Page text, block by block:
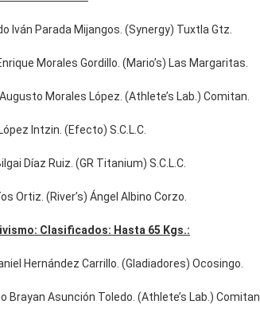
Iván Parada Mijangos. (Synergy) Tuxtla Gtz.
Morales Gordillo. (Mario’s) Las Margaritas.
Morales López. (Athlete’s Lab.) Comitan.
Intzin. (Efecto) S.C.L.C.
Díaz Ruiz. (GR Titanium) S.C.L.C.
Ortiz. (River’s) Ángel Albino Corzo.
Clasificados: Hasta 65 Kgs.:
Hernández Carrillo. (Gladiadores) Ocosingo.
Brayan Asunción Toledo. (Athlete’s Lab.) Comitan.